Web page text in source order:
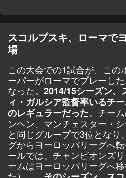
スコルプスキ、ローマで
場
この大会での1試合が、この
ーパーがローマでプレーし
なった。 2014/15シーズン、
ィ・ガルシア監督率いるチ
のレギュラーだった。チー
ンヘン、マンチェスター・
と同じグループで3位となり
グからヨーロッパリーグへ
ールでは、チャンピオンズ
ームはヨーロッパリーグへ